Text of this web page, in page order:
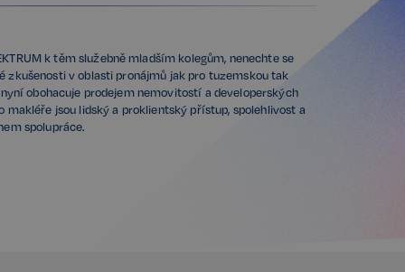
k těm služebně mladším kolegům, nenechte se
zkušenosti v oblasti pronájmů jak pro tuzemskou tak
obohacuje prodejem nemovitostí a developerských
jsou lidský a proklientský přístup, spolehlivost a
spolupráce.